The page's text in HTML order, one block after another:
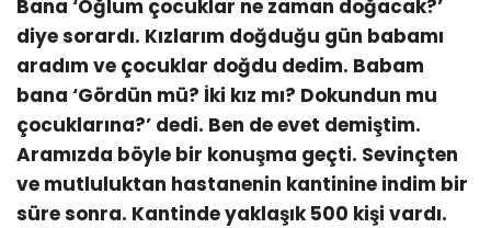
Bana ‘Oğlum çocuklar ne zaman doğacak?’
diye sorardı. Kızlarım doğduğu gün babamı
aradım ve çocuklar doğdu dedim. Babam
bana ‘Gördün mü? İki kız mı? Dokundun mu
çocuklarına?’ dedi. Ben de evet demiştim.
Aramızda böyle bir konuşma geçti. Sevinçten
ve mutluluktan hastanenin kantinine indim bir
süre sonra. Kantinde yaklaşık 500 kişi vardı.